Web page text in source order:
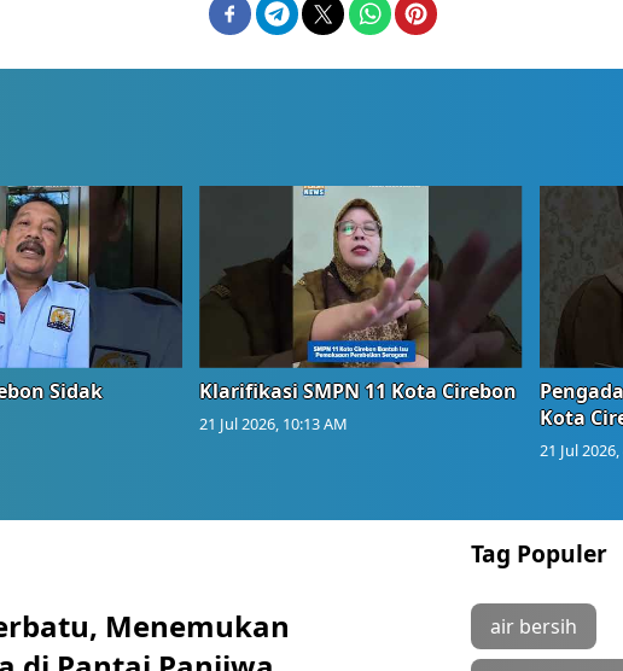
Sidak
Klarifikasi SMPN 11 Kota Cirebon
21 Jul 2026, 10:13 AM
Kota
21 Jul
Menemukan
Tag Populer
air bersih